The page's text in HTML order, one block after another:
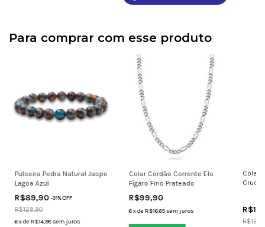
Para comprar com esse produto
Pulseira Pedra Natural Jaspe
Lagoa Azul
R$89,90-31% OFF
R$129,90
6xdeR$14,98sem juros
Colar Cordão Corrente Elo
Fígaro Fino Prateado
R$99,90
6xdeR$16,65 sem juros
Colar